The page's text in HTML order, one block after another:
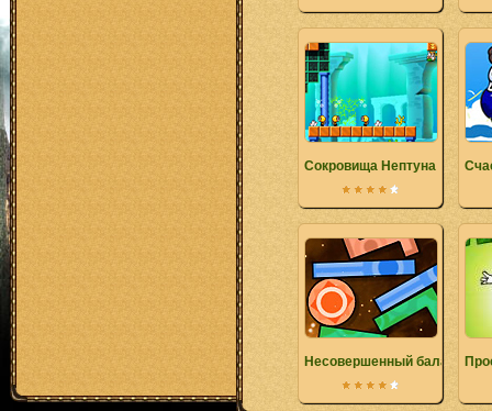
Сокровища Нептуна
Несовершенный баланс